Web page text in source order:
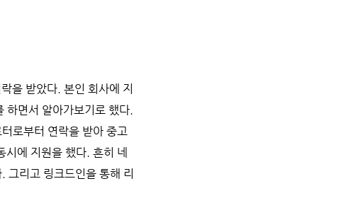
을 받았다. 본인 회사에 지
하면서 알아가보기로 했다.
로부터 연락을 받아 중고
에 지원을 했다. 흔히 네
그리고 링크드인을 통해 리